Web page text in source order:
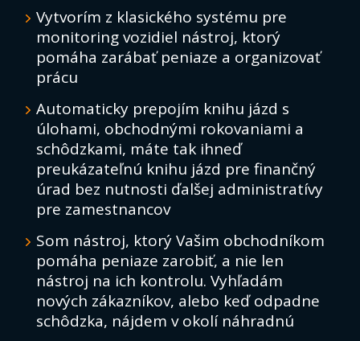
Vytvorím z klasického systému pre
monitoring vozidiel nástroj, ktorý
pomáha zarábať peniaze a organizovať
prácu
Automaticky prepojím knihu jázd s
úlohami, obchodnými rokovaniami a
schôdzkami, máte tak ihneď
preukázateľnú knihu jázd pre finančný
úrad bez nutnosti ďalšej administratívy
pre zamestnancov
Som nástroj, ktorý Vašim obchodníkom
pomáha peniaze zarobiť, a nie len
nástroj na ich kontrolu. Vyhľadám
nových zákazníkov, alebo keď odpadne
schôdzka, nájdem v okolí náhradnú